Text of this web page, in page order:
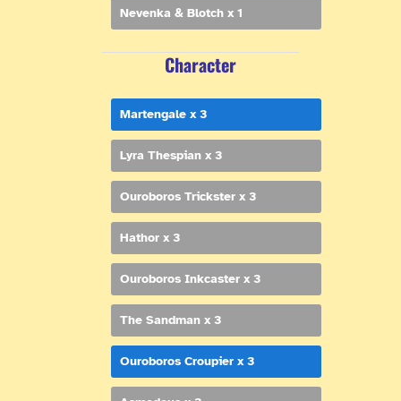
Nevenka & Blotch x 1
Character
Martengale x 3
Lyra Thespian x 3
Ouroboros Trickster x 3
Hathor x 3
Ouroboros Inkcaster x 3
The Sandman x 3
Ouroboros Croupier x 3